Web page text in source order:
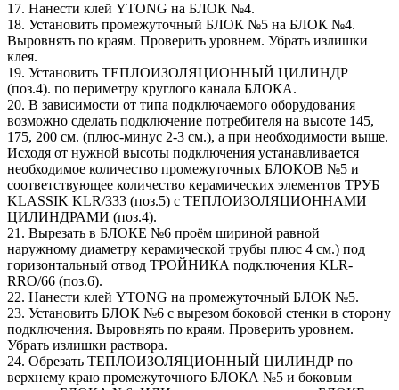
17. Нанести клей YTONG на БЛОК №4.
18. Установить промежуточный БЛОК №5 на БЛОК №4.
Выровнять по краям. Проверить уровнем. Убрать излишки
клея.
19. Установить ТЕПЛОИЗОЛЯЦИОННЫЙ ЦИЛИНДР
(поз.4). по периметру круглого канала БЛОКА.
20. В зависимости от типа подключаемого оборудования
возможно сделать подключение потребителя на высоте 145,
175, 200 см. (плюс-минус 2-3 см.), а при необходимости выше.
Исходя от нужной высоты подключения устанавливается
необходимое количество промежуточных БЛОКОВ №5 и
соответствующее количество керамических элементов ТРУБ
KLASSIK KLR/333 (поз.5) c ТЕПЛОИЗОЛЯЦИОННАМИ
ЦИЛИНДРАМИ (поз.4).
21. Вырезать в БЛОКЕ №6 проём шириной равной
наружному диаметру керамической трубы плюс 4 см.) под
горизонтальный отвод ТРОЙНИКА подключения KLR-
RRO/66 (поз.6).
22. Нанести клей YTONG на промежуточный БЛОК №5.
23. Установить БЛОК №6 с вырезом боковой стенки в сторону
подключения. Выровнять по краям. Проверить уровнем.
Убрать излишки раствора.
24. Обрезать ТЕПЛОИЗОЛЯЦИОННЫЙ ЦИЛИНДР по
верхнему краю промежуточного БЛОКА №5 и боковым